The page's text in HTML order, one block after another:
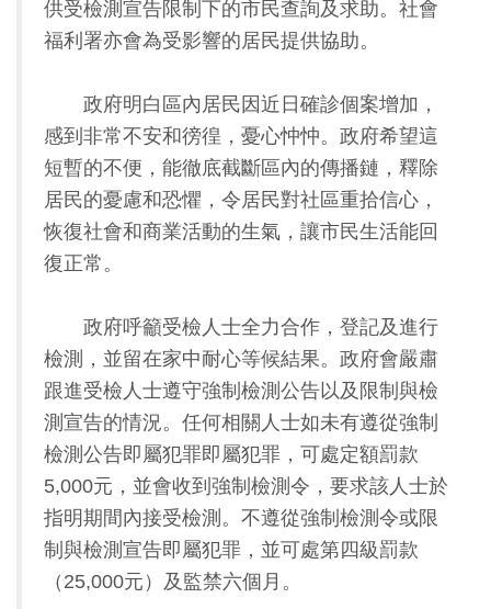
供受檢測宣告限制下的市民查詢及求助。社會
福利署亦會為受影響的居民提供協助。
政府明白區內居民因近日確診個案增加，
感到非常不安和徬徨，憂心忡忡。政府希望這
短暫的不便，能徹底截斷區內的傳播鏈，釋除
居民的憂慮和恐懼，令居民對社區重拾信心，
恢復社會和商業活動的生氣，讓市民生活能回
復正常。
政府呼籲受檢人士全力合作，登記及進行
檢測，並留在家中耐心等候結果。政府會嚴肅
跟進受檢人士遵守強制檢測公告以及限制與檢
測宣告的情況。任何相關人士如未有遵從強制
檢測公告即屬犯罪即屬犯罪，可處定額罰款
5,000元，並會收到強制檢測令，要求該人士於
指明期間內接受檢測。不遵從強制檢測令或限
制與檢測宣告即屬犯罪，並可處第四級罰款
（25,000元）及監禁六個月。